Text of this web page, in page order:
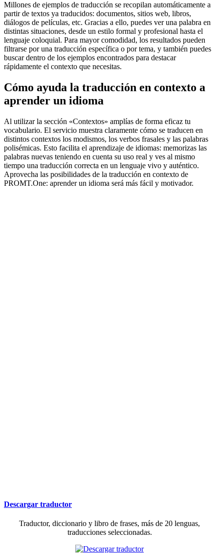
Millones de ejemplos de traducción se recopilan automáticamente a
partir de textos ya traducidos: documentos, sitios web, libros,
diálogos de películas, etc. Gracias a ello, puedes ver una palabra en
distintas situaciones, desde un estilo formal y profesional hasta el
lenguaje coloquial. Para mayor comodidad, los resultados pueden
filtrarse por una traducción específica o por tema, y también puedes
buscar dentro de los ejemplos encontrados para destacar
rápidamente el contexto que necesitas.
Cómo ayuda la traducción en contexto a
aprender un idioma
Al utilizar la sección «Contextos» amplías de forma eficaz tu
vocabulario. El servicio muestra claramente cómo se traducen en
distintos contextos los modismos, los verbos frasales y las palabras
polisémicas. Esto facilita el aprendizaje de idiomas: memorizas las
palabras nuevas teniendo en cuenta su uso real y ves al mismo
tiempo una traducción correcta en un lenguaje vivo y auténtico.
Aprovecha las posibilidades de la traducción en contexto de
PROMT.One: aprender un idioma será más fácil y motivador.
Descargar traductor
Traductor, diccionario y libro de frases, más de 20 lenguas,
traducciones seleccionadas.